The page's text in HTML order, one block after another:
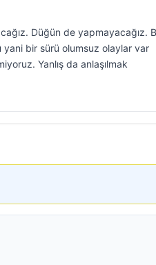
Düğün de yapmayacağız.
yani bir sürü olumsuz olaylar var
Yanlış da anlaşılmak